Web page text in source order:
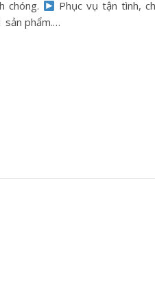
chóng.
Phục vụ tận tình,
sản phẩm.…